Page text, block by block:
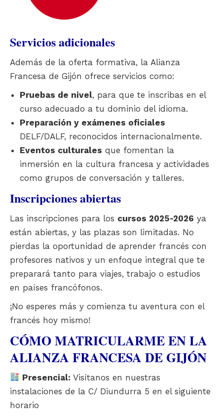
Servicios adicionales
Además de la oferta formativa, la Alianza
Francesa de Gijón ofrece servicios como:
Pruebas de nivel, para que te inscribas en el
curso adecuado a tu dominio del idioma.
Preparación y exámenes oficiales
DELF/DALF, reconocidos internacionalmente.
Eventos culturales que fomentan la
inmersión en la cultura francesa y actividades
como grupos de conversación y talleres.
Inscripciones abiertas
Las inscripciones para los cursos 2025-2026 ya
están abiertas, y las plazas son limitadas. No
pierdas la oportunidad de aprender francés con
profesores nativos y un enfoque integral que te
preparará tanto para viajes, trabajo o estudios
en países francófonos.
¡No esperes más y comienza tu aventura con el
francés hoy mismo!
CÓMO MATRICULARME EN LA
ALIANZA FRANCESA DE GIJÓN
Presencial: Visítanos en nuestras
instalaciones de la C/ Diundurra 5 en el siguiente
horario